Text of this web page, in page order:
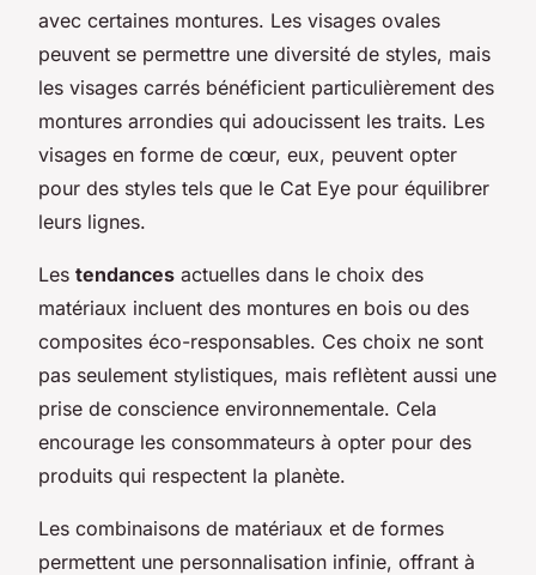
avec certaines montures. Les visages ovales
peuvent se permettre une diversité de styles, mais
les visages carrés bénéficient particulièrement des
montures arrondies qui adoucissent les traits. Les
visages en forme de cœur, eux, peuvent opter
pour des styles tels que le Cat Eye pour équilibrer
leurs lignes.
Les tendances actuelles dans le choix des
matériaux incluent des montures en bois ou des
composites éco-responsables. Ces choix ne sont
pas seulement stylistiques, mais reflètent aussi une
prise de conscience environnementale. Cela
encourage les consommateurs à opter pour des
produits qui respectent la planète.
Les combinaisons de matériaux et de formes
permettent une personnalisation infinie, offrant à